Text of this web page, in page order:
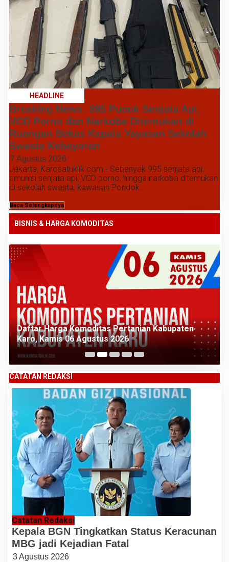
HEADLINE
Breaking News: 995 Pucuk Senjata Api,
VCD Porno dan Narkoba Ditemukan di
Ruangan Bekas Kepala Yayasan Sekolah
Swasta Kebayoran
7 Agustus 2026
Jakarta, Karosatuklik.com - Sebanyak 995 senjata api,
amunisi senjata api, VCD porno, hingga narkoba ditemukan
di sekolah swasta, kawasan Pondok...
Baca Selengkapnya
BISNIS & HARGA KOMODITAS
Daftar Harga Komoditas Pertanian Kabupaten
Karo, Kamis 06 Agustus 2026
CATATAN REDAKSI
Catatan Redaksi
Kepala BGN Tingkatkan Status Keracunan
MBG jadi Kejadian Fatal
3 Agustus 2026